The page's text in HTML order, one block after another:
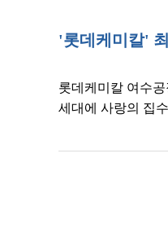
'롯데케미칼'
롯데케미칼 여수
세대에 사랑의 집